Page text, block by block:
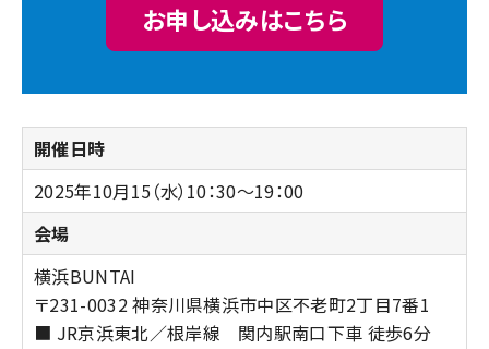
お申し込みはこちら
開催日時
2025年10月15（水）10：30～19：00
会場
横浜BUNTAI
〒231-0032 神奈川県横浜市中区不老町2丁目7番1
■ JR京浜東北／根岸線 関内駅南口下車 徒歩6分